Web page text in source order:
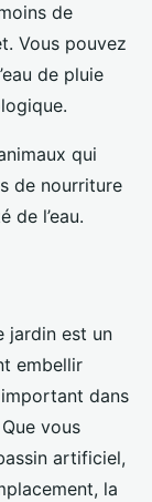
de
Vous pouvez
de pluie
qui
de nourriture
de l’eau.
jardin est un
embellir
dans
vous
artificiel,
la